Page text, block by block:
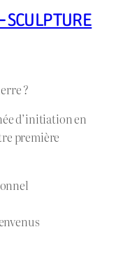
SCULPTURE
?
d’initiation en
première